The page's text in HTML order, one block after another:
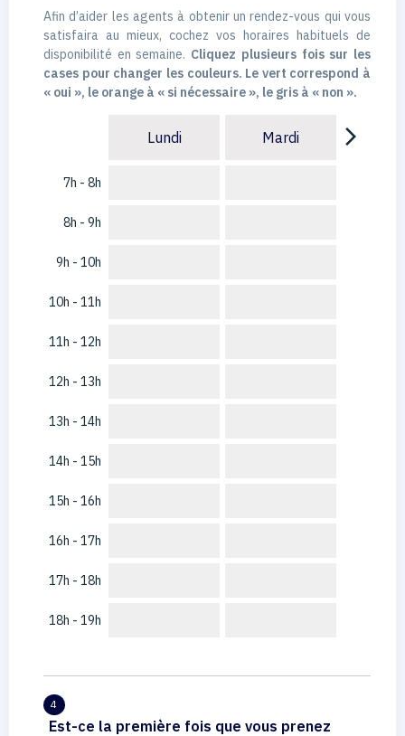
Afin d’aider les agents à obtenir un rendez-vous qui vous
satisfaira au mieux, cochez vos horaires habituels de
disponibilité en semaine. Cliquez plusieurs fois sur les
cases pour changer les couleurs. Le vert correspond à
« oui », le orange à « si nécessaire », le gris à « non ».
7h - 8h
8h - 9h
9h - 10h
10h - 11h
11h - 12h
12h - 13h
13h - 14h
14h - 15h
15h - 16h
16h - 17h
17h - 18h
18h - 19h
Lundi Mardi arrow_forward_ios
4
Est-ce la première fois que vous prenez